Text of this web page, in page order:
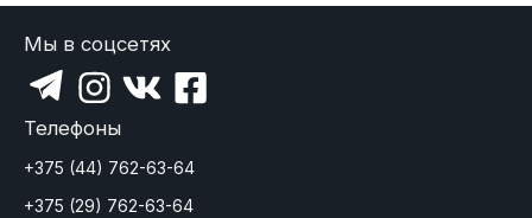
Мы в соцсетях
Телефоны
+375 (44) 762-63-64
+375 (29) 762-63-64